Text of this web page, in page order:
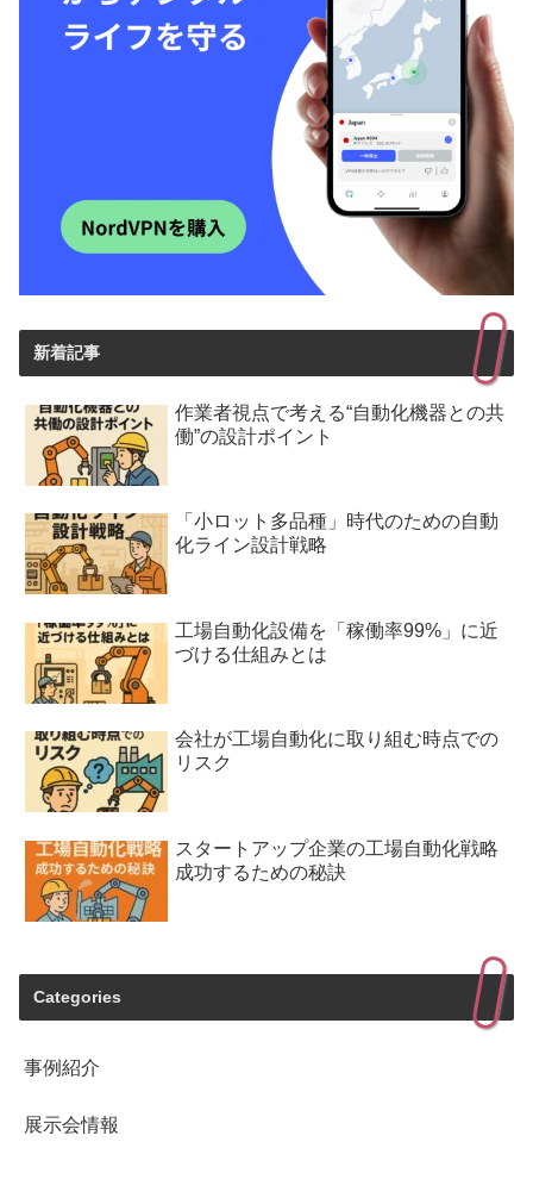
新着記事
作業者視点で考える“自動化機器との共
働”の設計ポイント
「小ロット多品種」時代のための自動
化ライン設計戦略
工場自動化設備を「稼働率99%」に近
づける仕組みとは
会社が工場自動化に取り組む時点での
リスク
スタートアップ企業の工場自動化戦略
成功するための秘訣
Categories
事例紹介
展示会情報